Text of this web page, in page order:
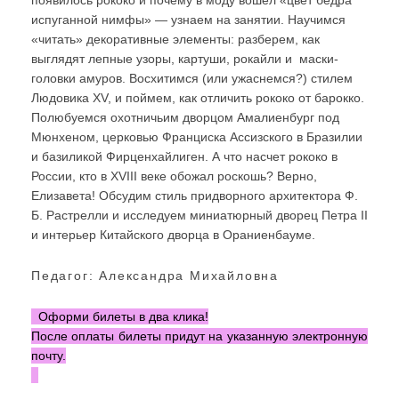
испуганной нимфы» — узнаем на занятии. Научимся
«читать» декоративные элементы: разберем, как
выглядят лепные узоры, картуши, рокайли и маски-
головки амуров. Восхитимся (или ужаснемся?) стилем
Людовика XV, и поймем, как отличить рококо от барокко.
Полюбуемся охотничьим дворцом Амалиенбург под
Мюнхеном, церковью Франциска Ассизского в Бразилии
и базиликой Фирценхайлиген. А что насчет рококо в
России, кто в XVIII веке обожал роскошь? Верно,
Елизавета! Обсудим стиль придворного архитектора Ф.
Б. Растрелли и исследуем миниатюрный дворец Петра II
и интерьер Китайского дворца в Ораниенбауме.
Педагог: Александра Михайловна
Оформи билеты в два клика!
После оплаты билеты придут на указанную электронную
почту.